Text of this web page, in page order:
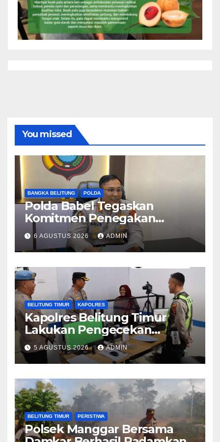
You missed
BANGKA BELITUNG POLDA
Polda Babel Tegaskan
Komitmen Penegakan
Hukum Terkait Perkara 53
Ton Pasir Timah Ilegal di
Belitung
6 AGUSTUS 2026 ADMIN
BELITUNG TIMUR KAPOLRES
Kapolres Belitung Timur
Lakukan Pengecekan
Pelayanan SIM, Pastikan
Pelayanan Prima bagi
Masyarakat
5 AGUSTUS 2026 ADMIN
BELITUNG TIMUR PERISTIWA
Polsek Manggar Bersama